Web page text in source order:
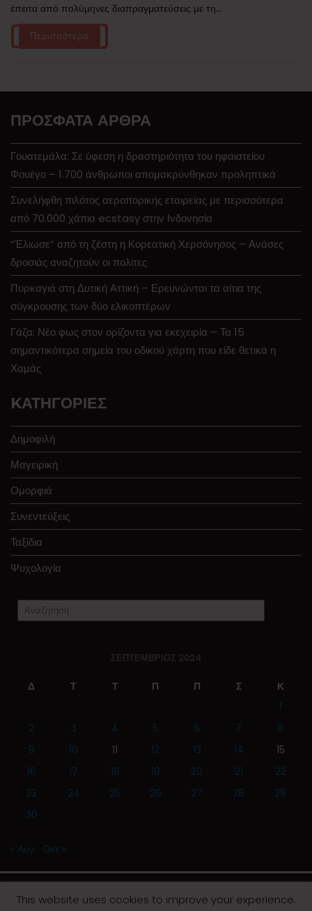
έπειτα από πολύμηνες διαπραγματεύσεις με τη...
Περισσότερα
ΠΡΌΣΦΑΤΑ ΆΡΘΡΑ
Γουατεμάλα: Σε ύφεση η δραστηριότητα του ηφαιστείου
Φουέγο – 1.700 άνθρωποι απομακρύνθηκαν προληπτικά
Συνελήφθη πιλότος αεροπορικής εταιρείας με περισσότερα
από 70.000 χάπια ecstasy στην Ινδονησία
“Έλιωσε” από τη ζέστη η Κορεατική Χερσόνησος – Ανάσες
δροσιάς αναζητούν οι πολίτες
Πυρκαγιά στη Δυτική Αττική – Ερευνώνται τα αίτια της
σύγκρουσης των δύο ελικοπτέρων
Γάζα: Νέο φως στον ορίζοντα για εκεχειρία – Τα 15
σημαντικότερα σημεία του οδικού χάρτη που είδε θετικά η
Χαμάς
KΑΤΗΓΟΡΊΕΣ
Δημοφιλή
Μαγειρική
Ομορφιά
Συνεντεύξεις
Ταξίδια
Ψυχολογία
ΣΕΠΤΈΜΒΡΙΟΣ 2024
Δ Τ Τ Π Π Σ
Κ
1
2
3 4 5 6 7
8
9
10 11 12 13 14
15
16
17 18 19 20 21
22
23
24 25 26 27 28
29
30
« Αυγ Οκτ »
This website uses cookies to improve your experience.